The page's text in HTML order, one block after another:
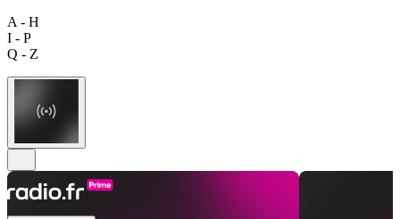
A - H
I - P
Q - Z